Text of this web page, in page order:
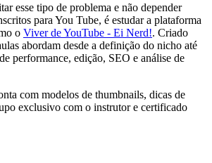
esse tipo de problema e não depender
para You Tube, é estudar a plataforma
o Viver de YouTube - Ei Nerd!. Criado
abordam desde a definição do nicho até
performance, edição, SEO e análise de
com modelos de thumbnails, dicas de
exclusivo com o instrutor e certificado